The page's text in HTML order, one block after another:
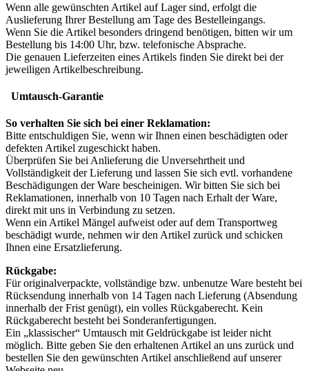
Wenn alle gewünschten Artikel auf Lager sind, erfolgt die
Auslieferung Ihrer Bestellung am Tage des Bestelleingangs.
Wenn Sie die Artikel besonders dringend benötigen, bitten wir um
Bestellung bis 14:00 Uhr, bzw. telefonische Absprache.
Die genauen Lieferzeiten eines Artikels finden Sie direkt bei der
jeweiligen Artikelbeschreibung.
Umtausch-Garantie
So verhalten Sie sich bei einer Reklamation:
Bitte entschuldigen Sie, wenn wir Ihnen einen beschädigten oder
defekten Artikel zugeschickt haben.
Überprüfen Sie bei Anlieferung die Unversehrtheit und
Vollständigkeit der Lieferung und lassen Sie sich evtl. vorhandene
Beschädigungen der Ware bescheinigen. Wir bitten Sie sich bei
Reklamationen, innerhalb von 10 Tagen nach Erhalt der Ware,
direkt mit uns in Verbindung zu setzen.
Wenn ein Artikel Mängel aufweist oder auf dem Transportweg
beschädigt wurde, nehmen wir den Artikel zurück und schicken
Ihnen eine Ersatzlieferung.
Rückgabe:
Für originalverpackte, vollständige bzw. unbenutze Ware besteht bei
Rücksendung innerhalb von 14 Tagen nach Lieferung (Absendung
innerhalb der Frist genügt), ein volles Rückgaberecht. Kein
Rückgaberecht besteht bei Sonderanfertigungen.
Ein „klassischer“ Umtausch mit Geldrückgabe ist leider nicht
möglich. Bitte geben Sie den erhaltenen Artikel an uns zurück und
bestellen Sie den gewünschten Artikel anschließend auf unserer